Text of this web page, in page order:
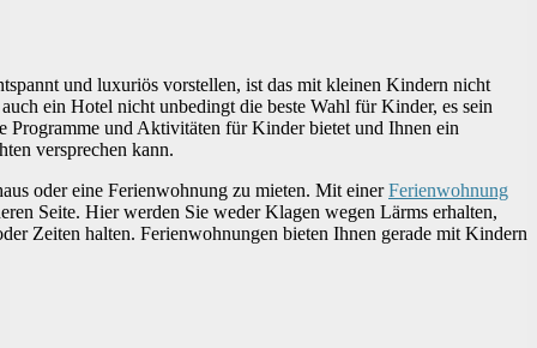
und luxuriös vorstellen, ist das mit kleinen Kindern nicht
ein Hotel nicht unbedingt die beste Wahl für Kinder, es sein
Programme und Aktivitäten für Kinder bietet und Ihnen ein
versprechen kann.
oder eine Ferienwohnung zu mieten. Mit einerFerienwohnung
Seite. Hier werden Sie weder Klagen wegen Lärms erhalten,
Zeiten halten. Ferienwohnungen bieten Ihnen gerade mit Kindern